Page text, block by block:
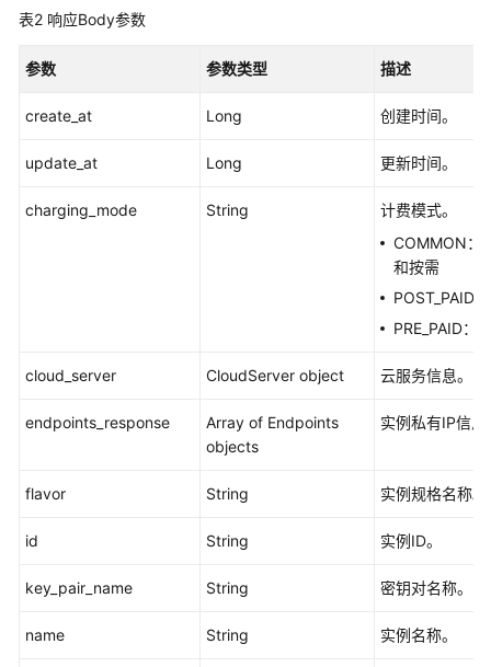
模
开
型
练
型
评
用
镜
表2 响应Body参数
参数 参数类型 描述
create_at Long 创建时间。
update_at Long 更新时间。
charging_mode String
计费模式。
COMMON：
和按需
POST_PAID
PRE_PAID：
cloud_server CloudServer object 云服务信息。
endpoints_response
Array of Endpoints
objects
实例私有IP信息
flavor String 实例规格名称。
id String 实例ID。
key_pair_name String 密钥对名称。
name String 实例名称。